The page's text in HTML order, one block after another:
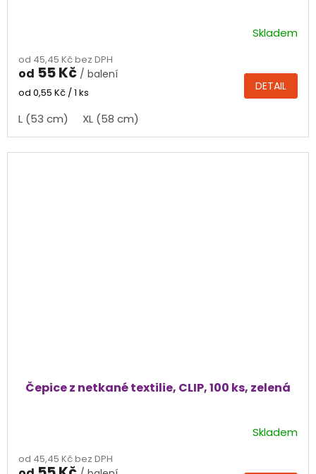
produktu
je
5,0
5
hvězdiček.
Skladem
od 45,45 Kč bez DPH
od 55 Kč / balení
Měrná
od 0,55 Kč / 1 ks DETAIL
L (53 cm) XL (58 cm)
Čepice z netkané textilie, CLIP, 100 ks, zelená
produktu
Skladem
od 45,45 Kč bez DPH